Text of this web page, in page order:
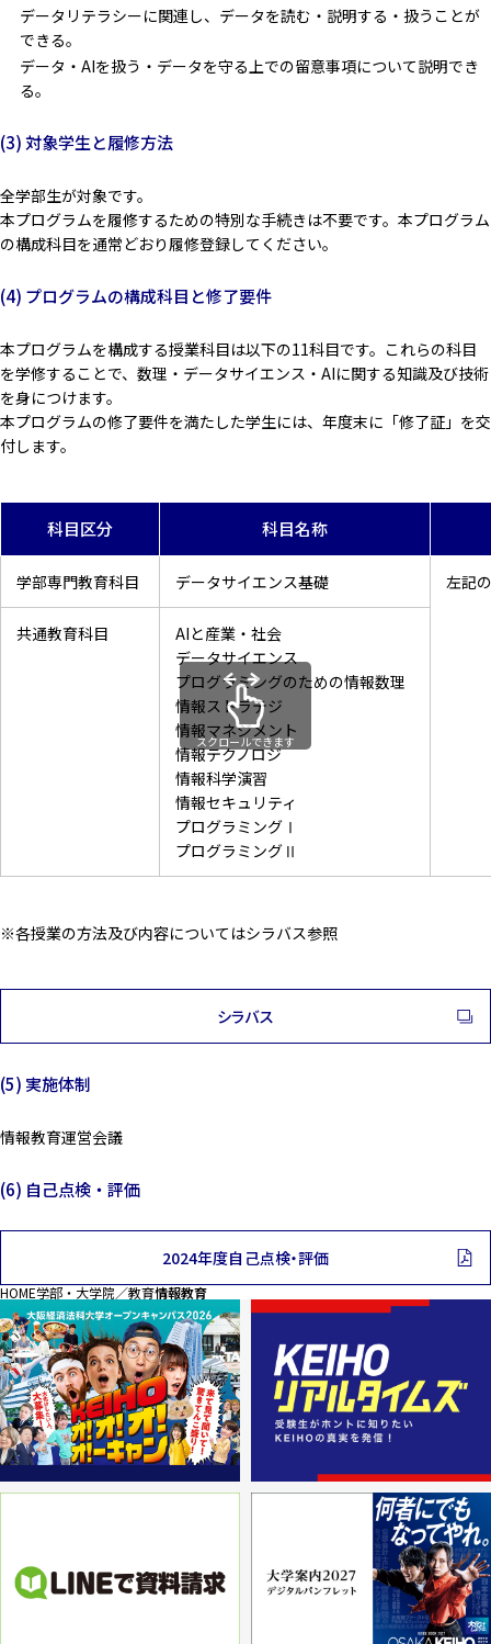
データリテラシーに関連し、データを読む・説明する・扱うことが
できる。
データ・AIを扱う・データを守る上での留意事項について説明でき
る。
(3) 対象学生と履修方法
全学部生が対象です。
本プログラムを履修するための特別な手続きは不要です。本プログラム
の構成科目を通常どおり履修登録してください。
(4) プログラムの構成科目と修了要件
本プログラムを構成する授業科目は以下の11科目です。これらの科目
を学修することで、数理・データサイエンス・AIに関する知識及び技術
を身につけます。
本プログラムの修了要件を満たした学生には、年度末に「修了証」を交
付します。
科目区分 科目名称
学部専門教育科目 データサイエンス基礎 左記
共通教育科目
AIと産業・社会
データサイエンス
プログラミングのための情報数理
情報ストラテジ
情報マネジメント
情報テクノロジ
情報科学演習
情報セキュリティ
プログラミングⅠ
プログラミングⅡ
スクロールできます
※各授業の方法及び内容についてはシラバス参照
シラバス
(5) 実施体制
情報教育運営会議
(6) 自己点検・評価
2024年度自己点検・評価
HOME学部・大学院／教育情報教育